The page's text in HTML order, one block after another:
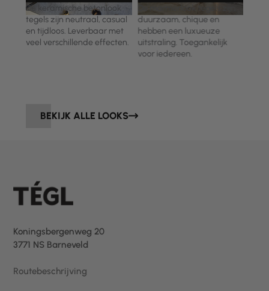
De keramische betonlook
tegels zijn neutraal, casual
en tijdloos. Leverbaar met
veel verschillende effecten.
duurzaam, chique en
hebben een luxueuze
uitstraling. Toegankelijk
voor iedereen.
BEKIJK ALLE LOOKS
Koningsbergenweg 20
3771 NS Barneveld
Routebeschrijving